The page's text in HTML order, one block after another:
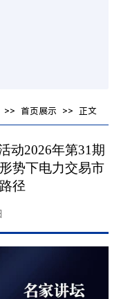
>> 首页展示 >> 正文
动2026年第31期
势下电力交易市
径